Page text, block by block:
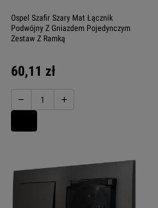
Ospel Szafir Szary Mat Łącznik
Podwójny Z Gniazdem Pojedynczym
Zestaw Z Ramką
60,11 zł
− +